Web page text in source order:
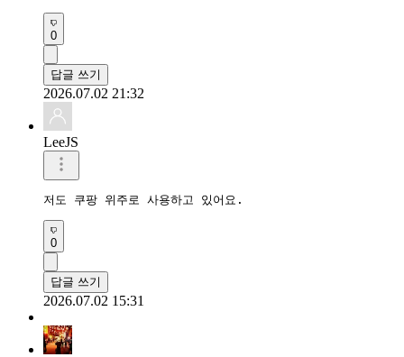
0
답글 쓰기
2026.07.02 21:32
LeeJS
저도 쿠팡 위주로 사용하고 있어요.
0
답글 쓰기
2026.07.02 15:31